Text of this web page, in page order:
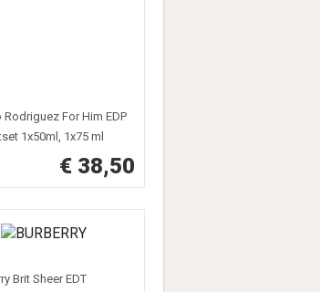
Rodriguez For Him EDP
1x50ml, 1x75 ml
€ 38,50